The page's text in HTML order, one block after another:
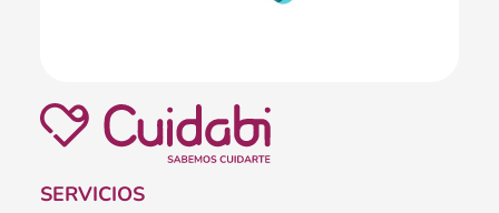
SERVICIOS